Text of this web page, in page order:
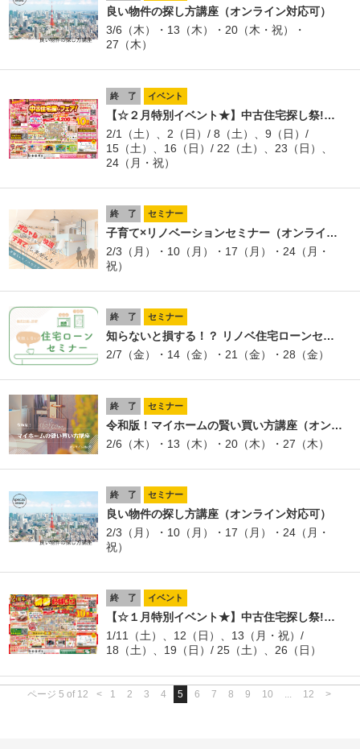
良い物件の探し方講座（オンライン対応可）
3/6（木）・13（木）・20（木・祝）・
27（木）
終 了 イベント
【☆２月特別イベント★】中古住宅探し祭!…
2/1（土）、2（日）/ 8（土）、9（日）/
15（土）、16（日）/ 22（土）、23（日）、
24（月・祝）
終 了 セミナー
子育て×リノベーションセミナー（オンライ…
2/3（月）・10（月）・17（月）・24（月・
祝）
終 了 セミナー
知らないと損する！？ リノベ住宅ローンセ…
2/7（金）・14（金）・21（金）・28（金）
終 了 セミナー
令和版！マイホームの賢い買い方講座（オン…
2/6（木）・13（木）・20（木）・27（木）
終 了 セミナー
良い物件の探し方講座（オンライン対応可）
2/3（月）・10（月）・17（月）・24（月・
祝）
終 了 イベント
【☆１月特別イベント★】中古住宅探し祭!…
1/11（土）、12（日）、13（月・祝）/
18（土）、19（日）/ 25（土）、26（日）
ページ 5 of 12 < 1 2 3 4 5 6 7 8 9 10 12 >